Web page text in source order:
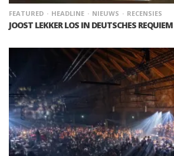
FEATURED HEADLINE NIEUWS RECENSIES
JOOST LEKKER LOS IN DEUTSCHES REQUIEM